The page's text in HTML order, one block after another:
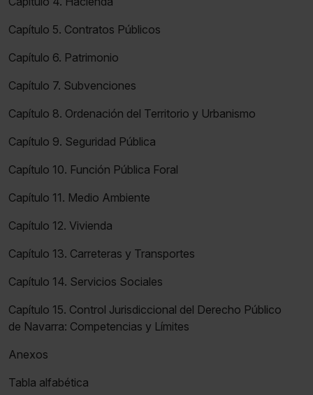
Capítulo 5. Contratos Públicos
Capítulo 6. Patrimonio
Capítulo 7. Subvenciones
Capítulo 8. Ordenación del Territorio y Urbanismo
Capítulo 9. Seguridad Pública
Capítulo 10. Función Pública Foral
Capítulo 11. Medio Ambiente
Capítulo 12. Vivienda
Capítulo 13. Carreteras y Transportes
Capítulo 14. Servicios Sociales
Capítulo 15. Control Jurisdiccional del Derecho Público
de Navarra: Competencias y Límites
Anexos
Tabla alfabética